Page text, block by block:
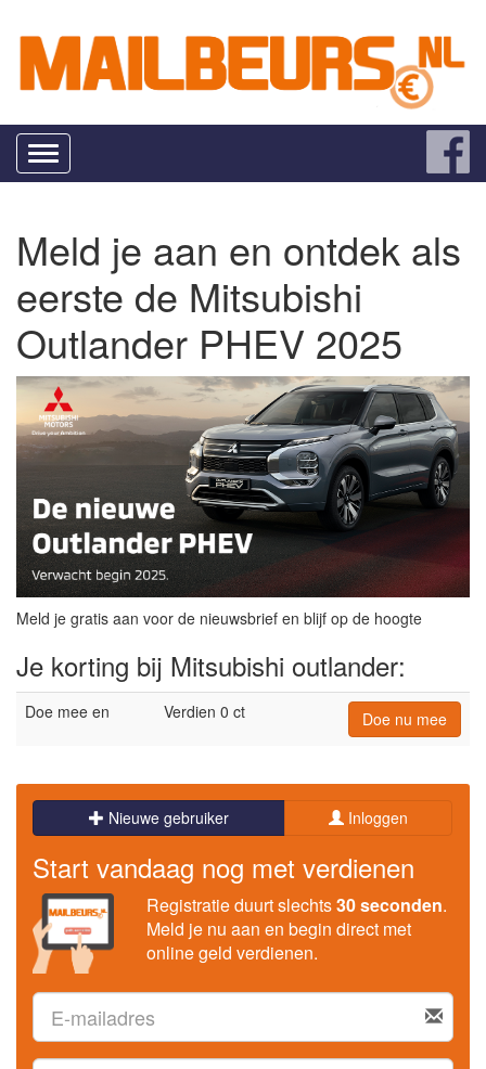
Toggle
navigation
Meld je aan en ontdek als
eerste de Mitsubishi
Outlander PHEV 2025
Meld je gratis aan voor de nieuwsbrief en blijf op de hoogte
Je korting bij Mitsubishi outlander:
Doe mee en Verdien 0 ct Doe nu mee
Nieuwe gebruiker Inloggen
Start vandaag nog met verdienen
Registratie duurt slechts30 seconden.
Meld je nu aan en begin direct met
online geld verdienen.